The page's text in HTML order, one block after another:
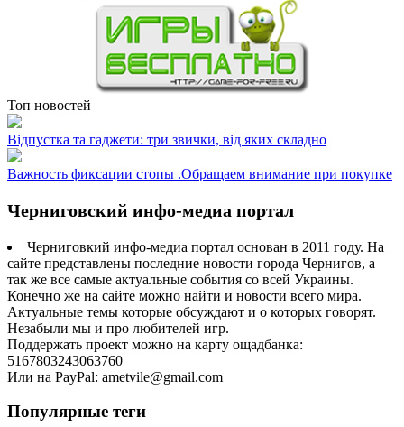
Топ новостей
Відпустка та гаджети: три звички, від яких складно
Важность фиксации стопы .Обращаем внимание при покупке
Черниговский инфо-медиа портал
Черниговкий инфо-медиа портал основан в 2011 году. На
сайте представлены последние новости города Чернигов, а
так же все самые актуальные события со всей Украины.
Конечно же на сайте можно найти и новости всего мира.
Актуальные темы которые обсуждают и о которых говорят.
Незабыли мы и про любителей игр.
Поддержать проект можно на карту ощадбанка:
5167803243063760
Или на PayPal: ametvile@gmail.com
Популярные теги